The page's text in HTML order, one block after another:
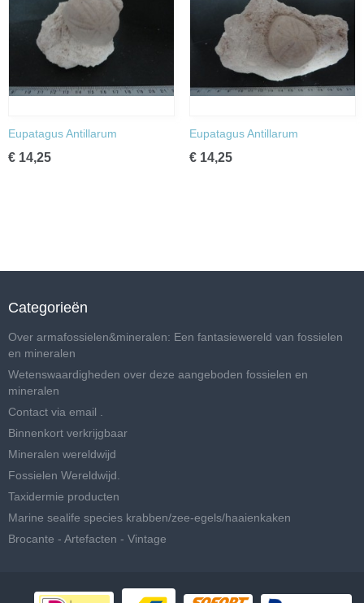
Eupatagus Antillarum
€ 14,25
Eupatagus Antillarum
€ 14,25
Categorieën
Over armafossielen&mineralen: Een fantasiewereld van fossielen
en mineralen
Wetenswaardigheden over deze aangeboden fossielen en
mineralen
Contact via email .
Binnenkort verkrijgbaar
Mineralen wereldwijd
Fossielen Wereldwijd.
Taxidermie producten
Marine sealife species krabben/zee-egels/haaienkaken
Brocante - Artefacten - Vintage